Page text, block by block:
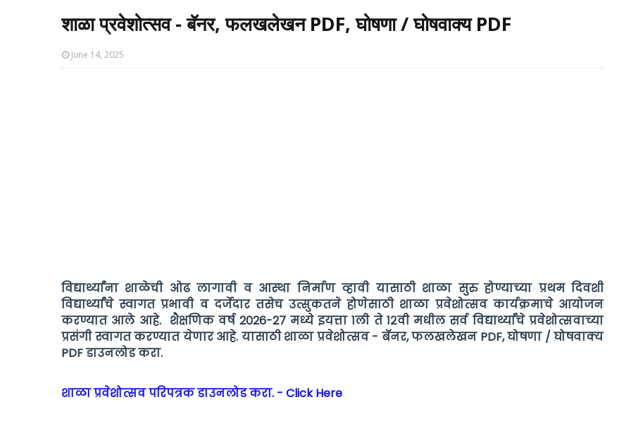
शाळा प्रवेशोत्सव - बॅनर, फलखलेखन PDF, घोषणा / घोषवाक्य PDF
June 14, 2025
विद्यार्थ्यांना शाळेची ओढ लागावी व आस्था निर्माण व्हावी यासाठी शाळा सुरु होण्याच्या प्रथम दिवशी
विद्यार्थ्यांचे स्वागत प्रभावी व दर्जेदार तसेच उत्सुकतने होणेसाठी शाळा प्रवेशोत्सव कार्यक्रमाचे आयोजन
करण्यात आले आहे. शैक्षणिक वर्ष 2026-27 मध्ये इयत्ता १ली ते १२वी मधील सर्व विद्यार्थ्यांचे प्रवेशोत्सवाच्या
प्रसंगी स्वागत करण्यात येणार आहे. यासाठी शाळा प्रवेशोत्सव - बॅनर, फलखलेखन PDF, घोषणा / घोषवाक्य
PDF डाउनलोड करा.
शाळा प्रवेशोत्सव परिपत्रक डाउनलोड करा. - Click Here